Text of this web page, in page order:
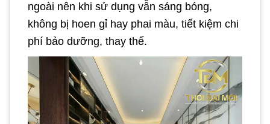
ngoài nên khi sử dụng vẫn sáng bóng,
không bị hoen gỉ hay phai màu, tiết kiệm chi
phí bảo dưỡng, thay thế.